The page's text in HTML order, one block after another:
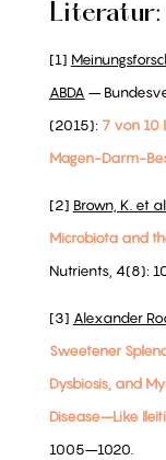
Literatur:
[1]
ABDA –
(2015): 7 von 10
Magen-Darm-
[2] Brown, K. et
Microbiota and
Nutrients, 4(8):
[3] Alexander
Sweetener
Dysbiosis, and
Disease–Like
1005–1020.